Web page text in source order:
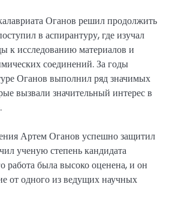
Оганов решил продолжить
в аспирантуру, где изучал
к исследованию материалов и
соединений. За годы
Оганов выполнил ряд значимых
вызвали значительный интерес в
Артем Оганов успешно защитил
ученую степень кандидата
работа была высоко оценена, и он
от одного из ведущих научных